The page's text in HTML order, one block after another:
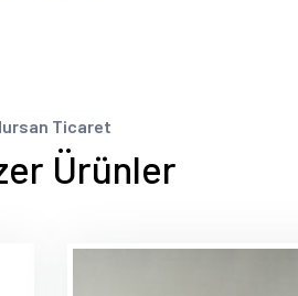
Ticaret
Ürünler